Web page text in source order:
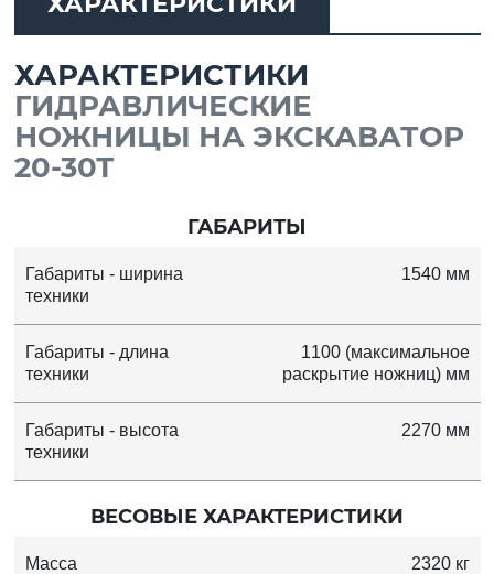
ХАРАКТЕРИСТИКИ
ГИДРАВЛИЧЕСКИЕ
НОЖНИЦЫ НА ЭКСКАВАТОР
20-30Т
ГАБАРИТЫ
Габариты - ширина
техники
1540 мм
Габариты - длина
техники
1100 (максимальное
раскрытие ножниц) мм
Габариты - высота
техники
2270 мм
ВЕСОВЫЕ ХАРАКТЕРИСТИКИ
Масса 2320 кг